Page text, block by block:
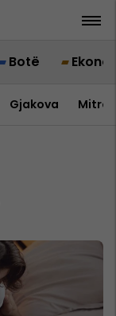
Botë
Gjakova